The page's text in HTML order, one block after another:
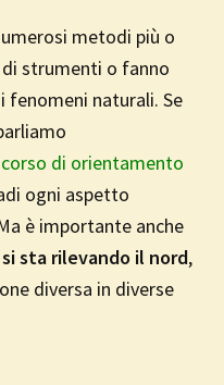
metodi più o
strumenti o fanno
naturali. Se
corso di orientamento
ogni aspetto
è importante anche
sta rilevando il nord,
diversa in diverse